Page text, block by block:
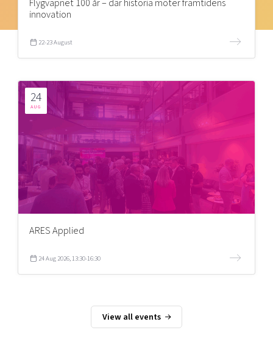
Flygvapnet 100 år – där historia möter framtidens
innovation
22-23 August
24
AUG
ARES Applied
24 Aug 2026, 13:30-16:30
View all events